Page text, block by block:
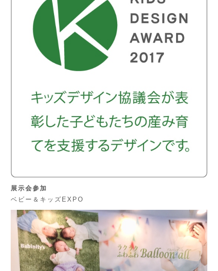
展示会参加
ベビー＆キッズEXPO